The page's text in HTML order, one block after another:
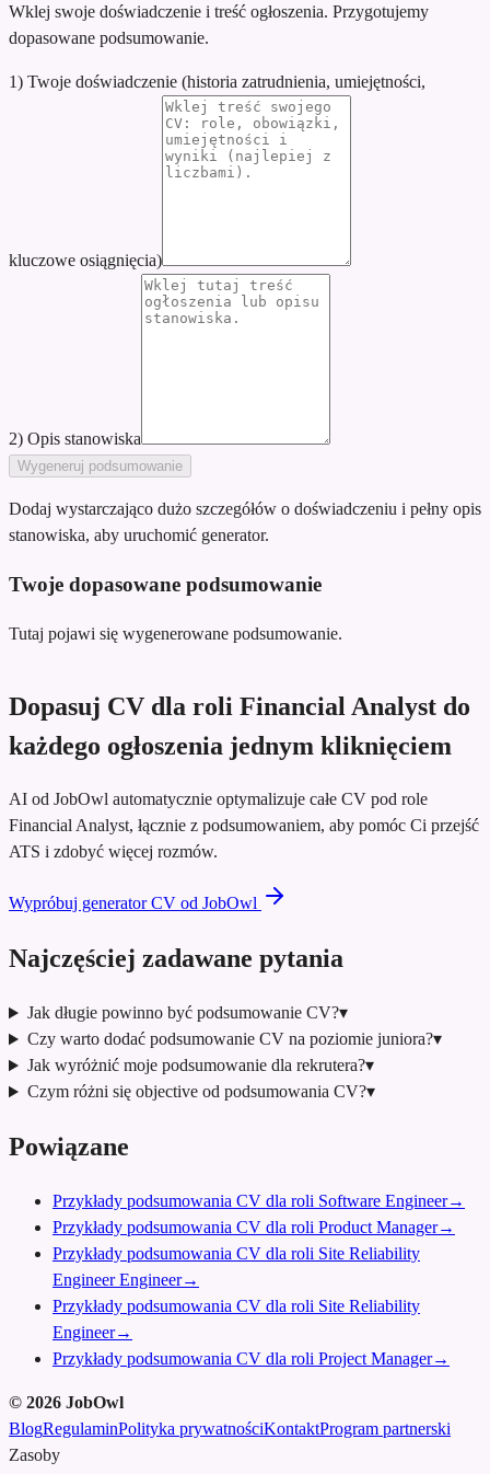
Wklej swoje doświadczenie i treść ogłoszenia. Przygotujemy
dopasowane podsumowanie.
1) Twoje doświadczenie (historia zatrudnienia, umiejętności,
kluczowe osiągnięcia)
2) Opis stanowiska
Wygeneruj podsumowanie
Dodaj wystarczająco dużo szczegółów o doświadczeniu i pełny opis
stanowiska, aby uruchomić generator.
Twoje dopasowane podsumowanie
Tutaj pojawi się wygenerowane podsumowanie.
Dopasuj CV dla roli Financial Analyst do
każdego ogłoszenia jednym kliknięciem
AI od JobOwl automatycznie optymalizuje całe CV pod role
Financial Analyst, łącznie z podsumowaniem, aby pomóc Ci przejść
ATS i zdobyć więcej rozmów.
Wypróbuj generator CV od JobOwl
Najczęściej zadawane pytania
Jak długie powinno być podsumowanie CV?▾
Czy warto dodać podsumowanie CV na poziomie juniora?▾
Jak wyróżnić moje podsumowanie dla rekrutera?▾
Czym różni się objective od podsumowania CV?▾
Powiązane
Przykłady podsumowania CV dla roli Software Engineer→
Przykłady podsumowania CV dla roli Product Manager→
Przykłady podsumowania CV dla roli Site Reliability
Engineer Engineer→
Przykłady podsumowania CV dla roli Site Reliability
Engineer→
Przykłady podsumowania CV dla roli Project Manager→
© 2026 JobOwl
BlogRegulaminPolityka prywatnościKontaktProgram partnerski
Zasoby